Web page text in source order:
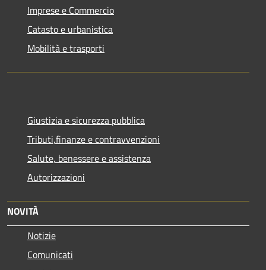
Imprese e Commercio
Catasto e urbanistica
Mobilità e trasporti
Giustizia e sicurezza pubblica
Tributi,finanze e contravvenzioni
Salute, benessere e assistenza
Autorizzazioni
NOVITÀ
Notizie
Comunicati